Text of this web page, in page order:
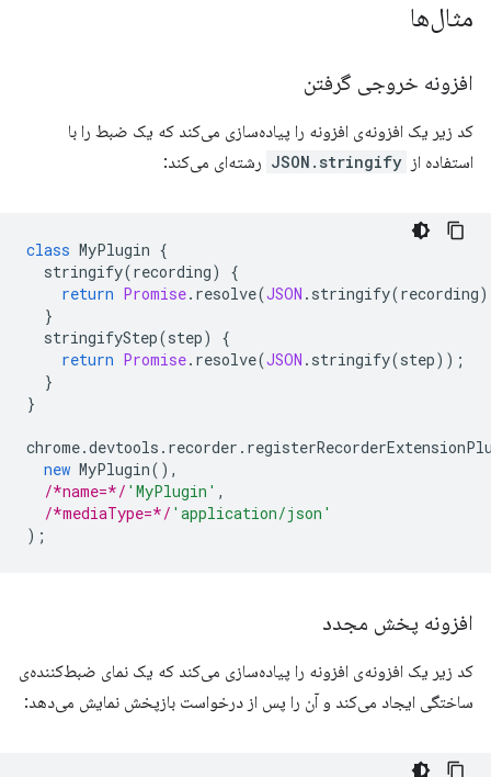
مثال‌ها
افزونه خروجی گرفتن
کد زیر یک افزونه‌ی افزونه را پیاده‌سازی می‌کند که یک ضبط را با
استفاده از JSON.stringify رشته‌ای می‌کند:
class MyPlugin {
stringify(recording)
{
return Promise. resolve(JSON . stringify(recording
}
stringifyStep(step)
{
return Promise. resolve(JSON . stringify(step));
}
}
chrome.devtools . recorder .
new MyPlugin(),
/*name=*/ 'MyPlugin' ,
/*mediaType=*/ 'application/json'
);
افزونه پخش مجدد
کد زیر یک افزونه‌ی افزونه را پیاده‌سازی می‌کند که یک نمای ضبط‌کننده‌ی
ساختگی ایجاد می‌کند و آن را پس از درخواست بازپخش نمایش می‌دهد: